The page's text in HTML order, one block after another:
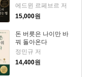
에드윈 르페브르 저
15,000원
돈 버릇은 나이만 바
꿔 돌아온다
정민규 저
14,400원